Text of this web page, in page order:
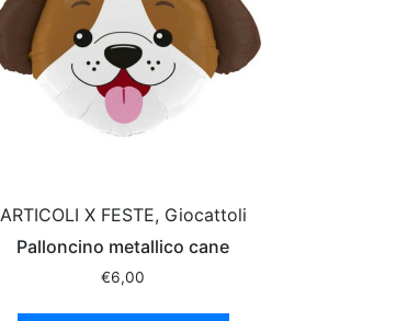
ARTICOLI X FESTE, Giocattoli
Palloncino metallico cane
€6,00